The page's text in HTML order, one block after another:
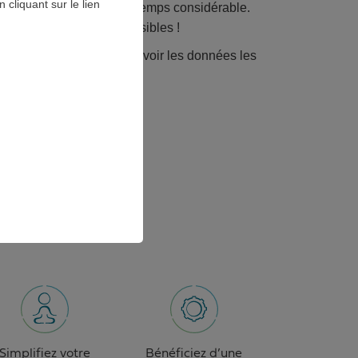
ce qui fait gagner un temps considérable.
moins d’erreurs possibles !
et fiable qui permet d’avoir les données les
votre activité !
Simplifiez votre
Bénéficiez d’une
cliquant sur le lien